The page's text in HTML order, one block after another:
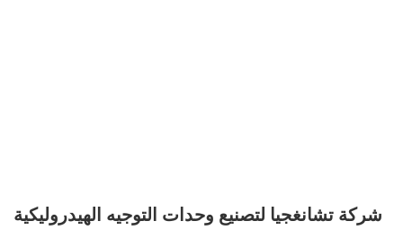
شركة تشانغجيا لتصنيع وحدات التوجيه الهيدروليكية